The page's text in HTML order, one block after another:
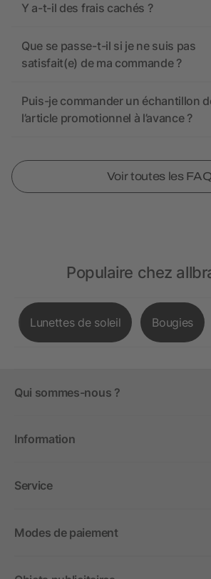
Y a-t-il des frais cachés ?
Que se passe-t-il si je ne suis pas
satisfait(e) de ma commande ?
Puis-je commander un échantillon
l’article promotionnel à l’avance ?
Voir toutes les
Populaire chez
Lunettes de soleil Bougies
Qui sommes-nous ?
Information
Service
Modes de paiement